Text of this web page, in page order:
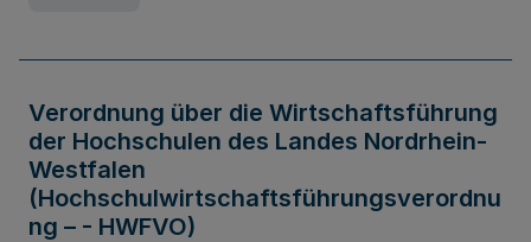
Verordnung über die Wirtschaftsführung
der Hochschulen des Landes Nordrhein-
Westfalen
(Hochschulwirtschaftsführungsverordnu
ng – - HWFVO)